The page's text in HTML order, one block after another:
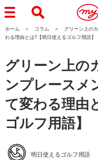
ホーム コラム
グリーン上の
わる理由とは?【明日使えるゴルフ用語】
グリーン上の
ンプレースメ
て変わる理由
ゴルフ用語】
明日使えるゴルフ用語